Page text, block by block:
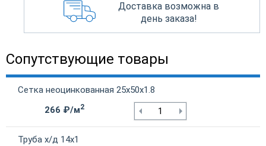
Доставка возможна в
день заказа!
Сопутствующие товары
Сетка неоцинкованная 25х50х1.8
266 ₽/м2
Труба х/д 14х1